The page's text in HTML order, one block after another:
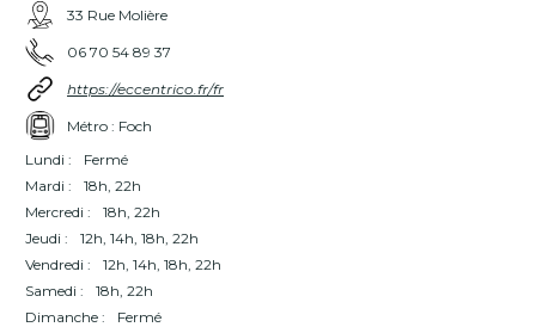
33 Rue Molière
06 70 54 89 37
https://eccentrico.fr/fr
Métro : Foch
Lundi :
Fermé
Mardi :
18h, 22h
Mercredi :
18h, 22h
Jeudi :
12h, 14h, 18h, 22h
Vendredi :
12h, 14h, 18h, 22h
Samedi :
18h, 22h
Dimanche :
Fermé